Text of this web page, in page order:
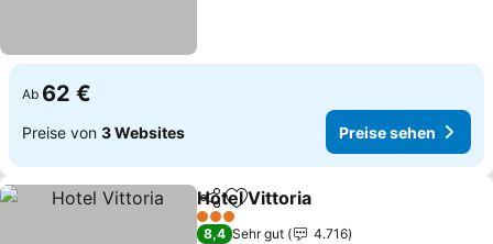
Ab 62 €
Preise von 3 Websites Preise sehen
TeilenZu Favoriten hinzufügen
Hotel Vittoria
3 Sterne
8,4 Sehr gut
4.716